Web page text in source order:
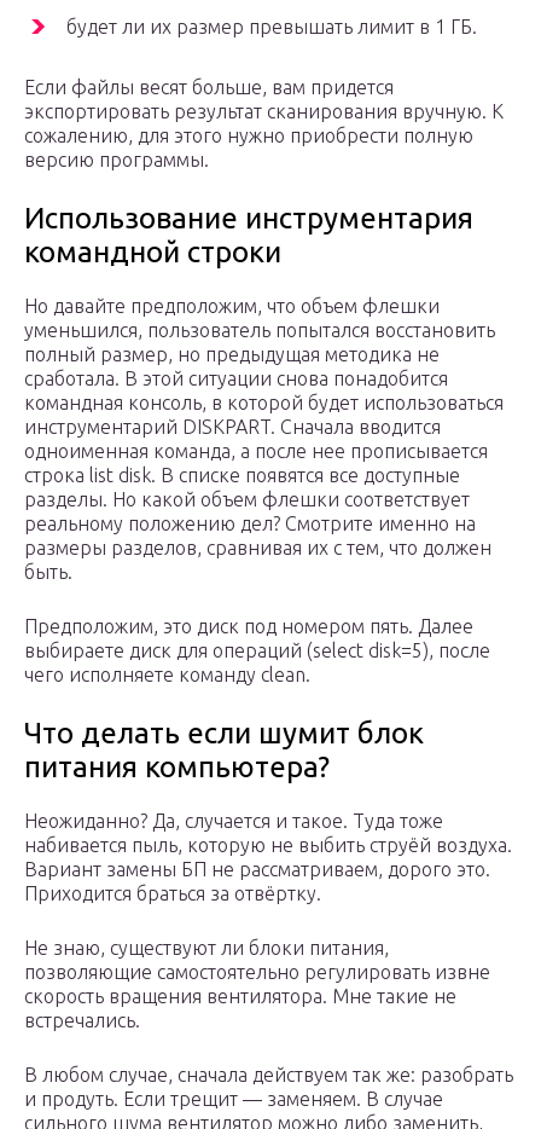
будет ли их размер превышать лимит в 1 ГБ.
Если файлы весят больше, вам придется
экспортировать результат сканирования вручную. К
сожалению, для этого нужно приобрести полную
версию программы.
Использование инструментария
командной строки
Но давайте предположим, что объем флешки
уменьшился, пользователь попытался восстановить
полный размер, но предыдущая методика не
сработала. В этой ситуации снова понадобится
командная консоль, в которой будет использоваться
инструментарий DISKPART. Сначала вводится
одноименная команда, а после нее прописывается
строка list disk. В списке появятся все доступные
разделы. Но какой объем флешки соответствует
реальному положению дел? Смотрите именно на
размеры разделов, сравнивая их с тем, что должен
быть.
Предположим, это диск под номером пять. Далее
выбираете диск для операций (select disk=5), после
чего исполняете команду clean.
Что делать если шумит блок
питания компьютера?
Неожиданно? Да, случается и такое. Туда тоже
набивается пыль, которую не выбить струёй воздуха.
Вариант замены БП не рассматриваем, дорого это.
Приходится браться за отвёртку.
Не знаю, существуют ли блоки питания,
позволяющие самостоятельно регулировать извне
скорость вращения вентилятора. Мне такие не
встречались.
В любом случае, сначала действуем так же: разобрать
и продуть. Если трещит — заменяем. В случае
сильного шума вентилятор можно либо заменить,